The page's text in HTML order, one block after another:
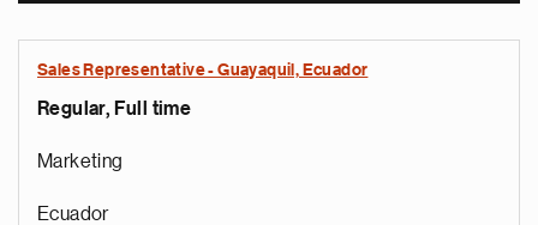
Sales Representative - Guayaquil, Ecuador
Regular, Full time
Marketing
Ecuador